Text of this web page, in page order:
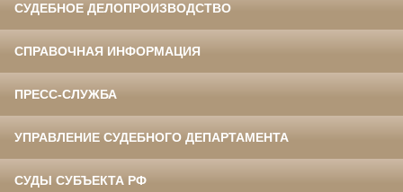
СУДЕБНОЕ ДЕЛОПРОИЗВОДСТВО
СПРАВОЧНАЯ ИНФОРМАЦИЯ
ПРЕСС-СЛУЖБА
УПРАВЛЕНИЕ СУДЕБНОГО ДЕПАРТАМЕНТА
СУДЫ СУБЪЕКТА РФ